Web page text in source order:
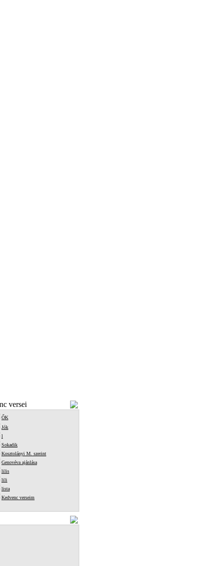
versei
ŐK
Jók
l
Sokadik
Kosztolányi M. szerint
Genovéva ajánlása
lilis
lili
lista
Kedvenc verseim